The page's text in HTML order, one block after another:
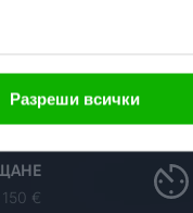
Разреши всички
€